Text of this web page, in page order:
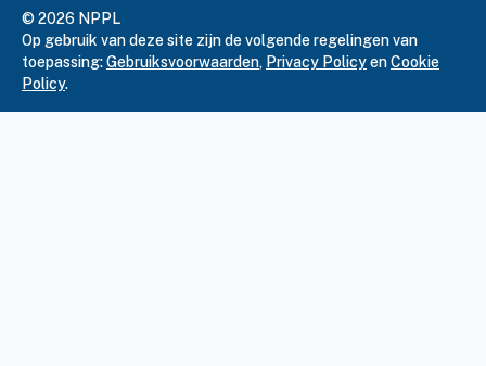
© 2026 NPPL
Op gebruik van deze site zijn de volgende regelingen van
toepassing:Gebruiksvoorwaarden, Privacy PolicyenCookie
Policy.